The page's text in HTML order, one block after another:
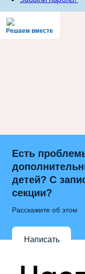
Решаем вместе
Есть
детей? С
секции?
Расскажите об этом
Написать